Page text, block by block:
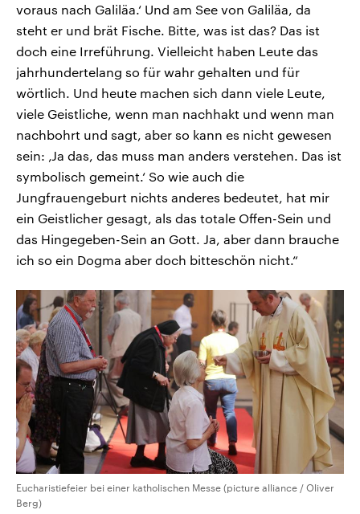
voraus nach Galiläa.‘ Und am See von Galiläa, da
steht er und brät Fische. Bitte, was ist das? Das ist
doch eine Irreführung. Vielleicht haben Leute das
jahrhundertelang so für wahr gehalten und für
wörtlich. Und heute machen sich dann viele Leute,
viele Geistliche, wenn man nachhakt und wenn man
nachbohrt und sagt, aber so kann es nicht gewesen
sein: ‚Ja das, das muss man anders verstehen. Das ist
symbolisch gemeint.‘ So wie auch die
Jungfrauengeburt nichts anderes bedeutet, hat mir
ein Geistlicher gesagt, als das totale Offen-Sein und
das Hingegeben-Sein an Gott. Ja, aber dann brauche
ich so ein Dogma aber doch bitteschön nicht.“
Eucharistiefeier bei einer katholischen Messe (picture alliance / Oliver
Berg)